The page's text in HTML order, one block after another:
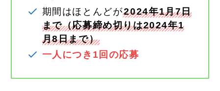
期間はほとんどが2024年1月7日
まで（応募締め切りは2024年1
月8日まで）
一人につき1回の応募